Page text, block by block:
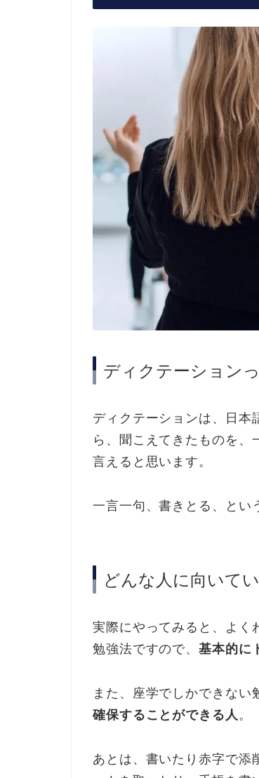
ディクテーション
ディクテーションは、日本
ら、聞こえてきたものを、
言えると思います。
一言一句、書きとる、とい
どんな人に向いて
実際にやってみると、よく
勉強法ですので、基本的に
また、座学でしかできない
確保することができる人 。
あとは、書いたり赤字で添